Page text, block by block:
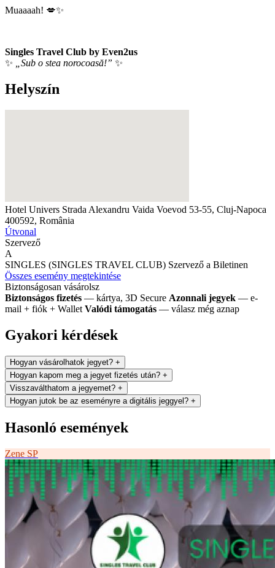
Muaaaah! 💋✨
Singles Travel Club by Even2us
✨ „Sub o stea norocoasă!” ✨
Helyszín
Hotel Univers Strada Alexandru Vaida Voevod 53-55, Cluj-Napoca
400592, România
Útvonal
Szervező
A
SINGLES (SINGLES TRAVEL CLUB) Szervező a Biletinen
Összes esemény megtekintése
Biztonságosan vásárolsz
Biztonságos fizetés — kártya, 3D Secure Azonnali jegyek — e-
mail + fiók + Wallet Valódi támogatás — válasz még aznap
Gyakori kérdések
Hogyan vásárolhatok jegyet? +
Hogyan kapom meg a jegyet fizetés után? +
Visszaválthatom a jegyemet? +
Hogyan jutok be az eseményre a digitális jeggyel? +
Hasonló események
Zene SP